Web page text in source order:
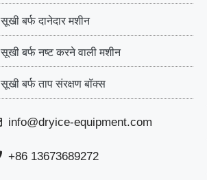
सूखी बर्फ दानेदार मशीन
सूखी बर्फ नष्ट करने वाली मशीन
सूखी बर्फ ताप संरक्षण बॉक्स
info@dryice-equipment.com
+86 13673689272